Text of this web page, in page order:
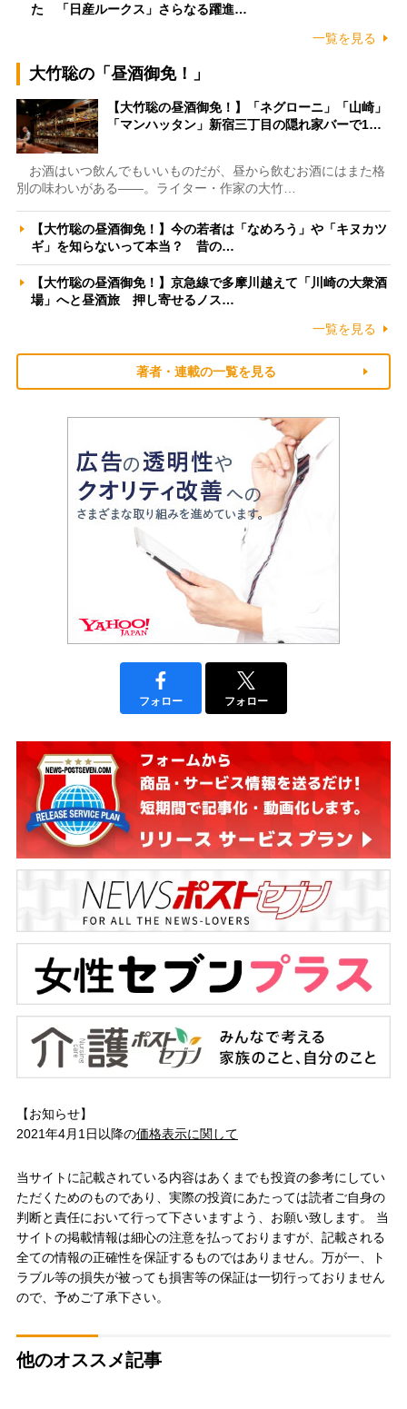
た 「日産ルークス」さらなる躍進…
一覧を見る
大竹聡の「昼酒御免！」
【大竹聡の昼酒御免！】「ネグローニ」「山崎」
「マンハッタン」新宿三丁目の隠れ家バーで1…
お酒はいつ飲んでもいいものだが、昼から飲むお酒にはまた格
別の味わいがある――。ライター・作家の大竹…
【大竹聡の昼酒御免！】今の若者は「なめろう」や「キヌカツ
ギ」を知らないって本当？ 昔の…
【大竹聡の昼酒御免！】京急線で多摩川越えて「川崎の大衆酒
場」へと昼酒旅 押し寄せるノス…
一覧を見る
著者・連載の一覧を見る
フォロー フォロー
【お知らせ】
2021年4月1日以降の価格表示に関して
当サイトに記載されている内容はあくまでも投資の参考にしてい
ただくためのものであり、実際の投資にあたっては読者ご自身の
判断と責任において行って下さいますよう、お願い致します。 当
サイトの掲載情報は細心の注意を払っておりますが、記載される
全ての情報の正確性を保証するものではありません。万が一、ト
ラブル等の損失が被っても損害等の保証は一切行っておりません
ので、予めご了承下さい。
他のオススメ記事